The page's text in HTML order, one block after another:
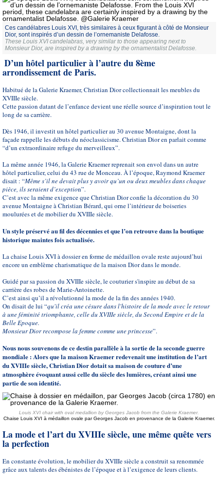
Ces candélabres Louis XVI, très similaires à ceux figurant à côté de Monsieur
Dior, sont inspirés d’un dessin de l’ornemaniste Delafosse.
These Louis XVI candelabras, very similar to those appearing next to
Monsieur Dior, are inspired by a drawing by the ornamentalist Delafosse.
D’un hôtel particulier à l’autre du 8ème
arrondissement de Paris.
Habitué de la Galerie Kraemer, Christian Dior collectionnait les meubles du
XVIIIe siècle.
Cette passion datant de l’enfance devient une réelle source d’inspiration tout le
long de sa carrière.
Dès 1946, il investit un hôtel particulier au 30 avenue Montaigne, dont la
façade rappelle les débuts du néoclassicisme. Christian Dior en parlait comme
“d’un extraordinaire refuge du merveilleux”.
La même année 1946, la Galerie Kraemer reprenait son envol dans un autre
hôtel particulier, celui du 43 rue de Monceau. À l’époque, Raymond Kraemer
disait : “Même s’il ne devait plus y avoir qu’un ou deux meubles dans chaque
pièce, ils seraient d’exception”.
C’est avec la même exigence que Christian Dior confie la décoration du 30
avenue Montaigne à Christian Bérard, qui orne l’intérieur de boiseries
moulurées et de mobilier du XVIIIe siècle.
Un style préservé au fil des décennies et que l’on retrouve dans la boutique
historique maintes fois actualisée.
La chaise Louis XVI à dossier en forme de médaillon ovale reste aujourd’hui
encore un emblème charismatique de la maison Dior dans le monde.
Guidé par sa passion du XVIIIe siècle, le couturier s'inspire au début de sa
carrière des robes de Marie-Antoinette.
C’est ainsi qu’il a révolutionné la mode de la fin des années 1940.
On disait de lui “qu'il créa une césure dans l'histoire de la mode avec le retour
à une féminité triomphante, celle du XVIIIe siècle, du Second Empire et de la
Belle Epoque.
Monsieur Dior recompose la femme comme une princesse”.
Nous nous souvenons de ce destin parallèle à la sortie de la seconde guerre
mondiale : Alors que la maison Kraemer redevenait une institution de l’art
du XVIIIe siècle, Christian Dior dotait sa maison de couture d’une
atmosphère évoquant aussi celle du siècle des lumières, créant ainsi une
partie de son identité.
Louis XVI chair with oval medallion by Georges Jacob from the Galerie Kraemer.
Chaise Louis XVI à médaillon ovale par Georges Jacob en provenance de la Galerie Kraemer.
La mode et l’art du XVIIIe siècle, une même quête vers
la perfection
En constante évolution, le mobilier du XVIIIe siècle a construit sa renommée
grâce aux talents des ébénistes de l’époque et à l’exigence de leurs clients.